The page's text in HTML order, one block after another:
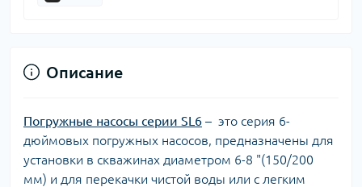
Описание
Погружные насосы серии SL6 – это серия 6-
дюймовых погружных насосов, предназначены для
установки в скважинах диаметром 6-8 "(150/200
мм) и для перекачки чистой воды или с легким